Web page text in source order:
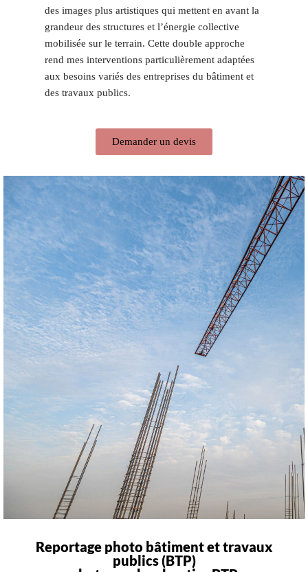
des images plus artistiques qui mettent en avant la
grandeur des structures et l’énergie collective
mobilisée sur le terrain. Cette double approche
rend mes interventions particulièrement adaptées
aux besoins variés des entreprises du bâtiment et
des travaux publics.
Demander un devis
Reportage photo bâtiment et travaux
publics (BTP)